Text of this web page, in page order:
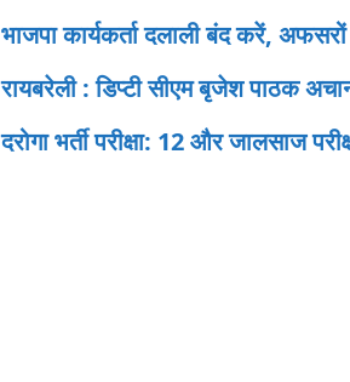
भाजपा कार्यकर्ता दलाली बंद करें,
रायबरेली : डिप्टी सीएम बृजेश पाठक
दरोगा भर्ती परीक्षा: 12 और जालसाज